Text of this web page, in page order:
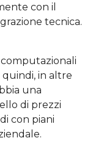
con il
tecnica.
quindi, in altre
una
di prezzi
con piani